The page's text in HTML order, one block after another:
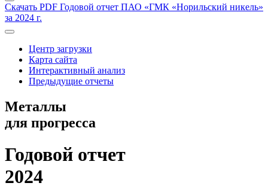
Скачать PDF Годовой отчет ПАО «ГМК «Норильский никель»
за 2024 г.
Центр загрузки
Карта сайта
Интерактивный анализ
Предыдущие отчеты
Металлы
для прогресса
Годовой отчет
2024